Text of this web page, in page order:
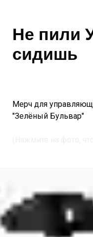
Не пили
сидишь
Мерч для
"Зелёный Бульвар"